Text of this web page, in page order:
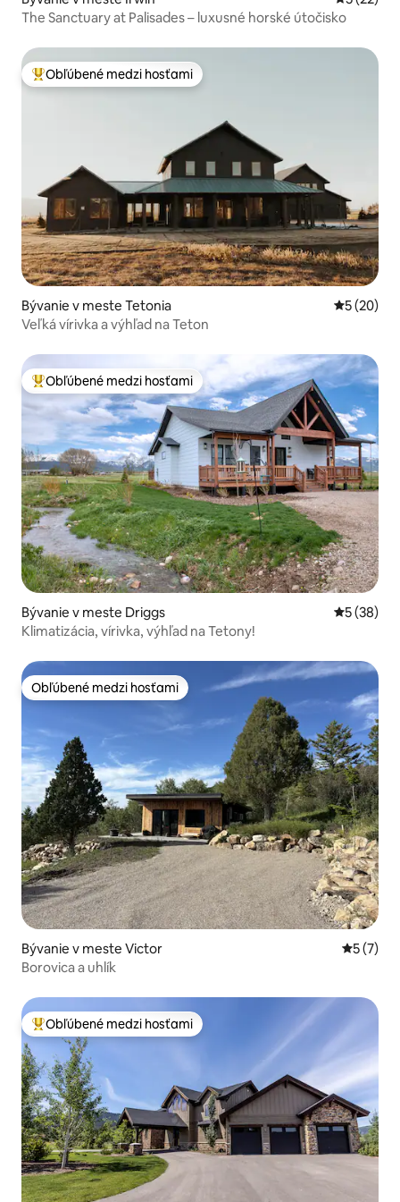
The Sanctuary at Palisades – luxusné horské útočisko
Najobľúbenejšie medzi hosťami
Obľúbené medzi hosťami
Bývanie v meste Tetonia
5 (20)
Veľká vírivka a výhľad na Teton
Najobľúbenejšie medzi hosťami
Obľúbené medzi hosťami
Bývanie v meste Driggs
5 (38)
Klimatizácia, vírivka, výhľad na Tetony!
Obľúbené medzi hosťami
Obľúbené medzi hosťami
Bývanie v meste Victor
5 (7)
Borovica a uhlík
Najobľúbenejšie medzi hosťami
Obľúbené medzi hosťami